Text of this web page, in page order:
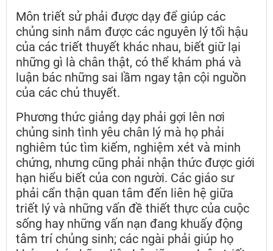
Môn triết sử phải được dạy để giúp các
chủng sinh nắm được các nguyên lý tối hậu
của các triết thuyết khác nhau, biết giữ lại
những gì là chân thật, có thể khám phá và
luận bác những sai lầm ngay tận cội nguồn
của các chủ thuyết.
Phương thức giảng dạy phải gợi lên nơi
chủng sinh tình yêu chân lý mà họ phải
nghiêm túc tìm kiếm, nghiệm xét và minh
chứng, nhưng cũng phải nhận thức được giới
hạn hiểu biết của con người. Các giáo sư
phải cẩn thận quan tâm đến liên hệ giữa
triết lý và những vấn đề thiết thực của cuộc
sống hay những vấn nạn đang khuấy động
tâm trí chủng sinh; các ngài phải giúp họ